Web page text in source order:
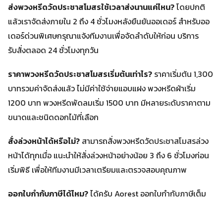
ส่งพวงหรีดวัดประชาสโมสรใช้เวลาส่งนานแค่ไหน?โดยปกติ
แล้วเราจัดส่งภายใน 2 ถึง 4 ชั่วโมงหลังยืนยันออเดอร์ สำหรับออ
เดอร์ด่วนพิเศษกรุณาแจ้งทีมงานเพื่อจัดลำดับให้ก่อน บริการ
รับสั่งตลอด 24 ชั่วโมงทุกวัน
ราคาพวงหรีดวัดประชาสโมสรเริ่มต้นเท่าไร? ราคาเริ่มต้น 1,300
บาทรวมค่าจัดส่งแล้ว ไม่มีค่าใช้จ่ายแอบแฝง พวงหรีดผ้าเริ่ม
1200 บาท พวงหรีดพัดลมเริ่ม 1500 บาท มีหลายระดับราคาตาม
ขนาดและชนิดดอกไม้ที่เลือก
สั่งล่วงหน้าได้หรือไม่? สามารถสั่งพวงหรีดวัดประชาสโมสรล่วง
หน้าได้ทุกเมื่อ แนะนำให้สั่งล่วงหน้าอย่างน้อย 3 ถึง 6 ชั่วโมงก่อน
เริ่มพิธี เพื่อให้ทีมงานมีเวลาเตรียมและตรวจสอบคุณภาพ
ออกใบกำกับภาษีได้ไหม?ได้ครับ Aorest ออกใบกำกับภาษีเต็ม